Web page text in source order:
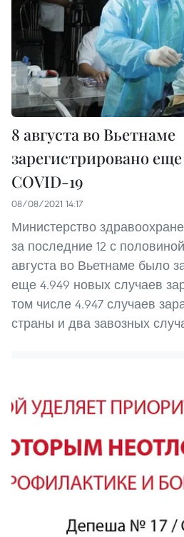
8 августа во Вьетнаме
зарегистрировано
COVID-19
08/08/2021 14:17
Министерство
за последние 12 с
августа во Вьетнаме было
еще 4.949 новых случаев
том числе 4.947 случаев
страны и два завозных